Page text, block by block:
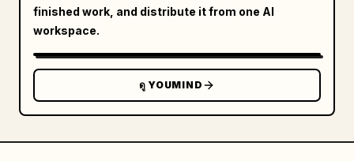
finished work, and distribute it from one AI
workspace.
ดู YOUMIND